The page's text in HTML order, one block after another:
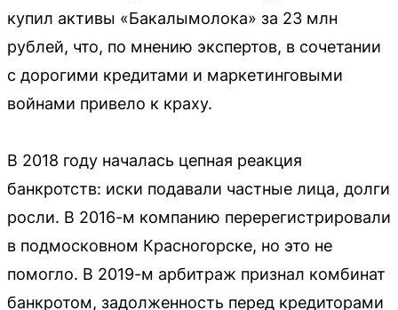
купил активы «Бакалымолока» за 23 млн
рублей, что, по мнению экспертов, в сочетании
с дорогими кредитами и маркетинговыми
войнами привело к краху.
В 2018 году началась цепная реакция
банкротств: иски подавали частные лица, долги
росли. В 2016-м компанию перерегистрировали
в подмосковном Красногорске, но это не
помогло. В 2019-м арбитраж признал комбинат
банкротом, задолженность перед кредиторами